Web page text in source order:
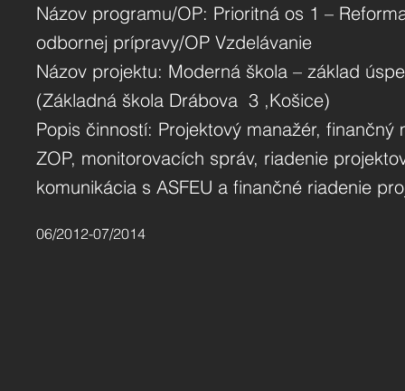
Názov programu/OP: Prioritná os 1 –
odbornej prípravy/OP Vzdelávanie
Názov projektu: Moderná škola – základ
(Základná škola Drábova 3 ,Košice)
Popis činností: Projektový manažér, finančný
ZOP, monitorovacích správ, riadenie
komunikácia s ASFEU a finančné riadenie
06/2012-07/2014